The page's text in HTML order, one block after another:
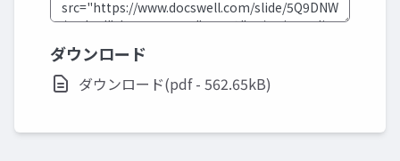
ダウンロード
ダウンロード(pdf - 562.65kB)